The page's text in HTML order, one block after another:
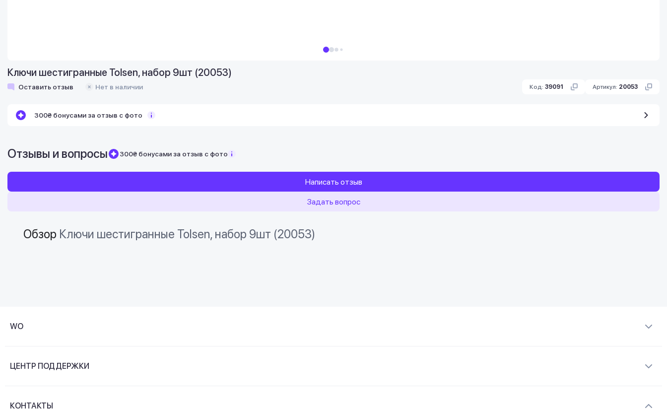
Ключи шестигранные Tolsen, набор 9шт (20053)
Оставить отзыв Нет в наличии Код: 39091 Артикул: 20053
300₴ бонусами за отзыв с фото
Отзывы и вопросы 300₴ бонусами за отзыв с фото
Написать отзыв
Задать вопрос
Обзор Ключи шестигранные Tolsen, набор 9шт (20053)
WO
Контакты
ЦЕНТР ПОДДЕРЖКИ
КОНТАКТЫ